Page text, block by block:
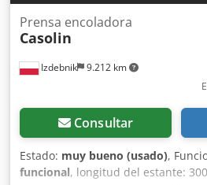
Izdebnik 9.212 km
Prensa encoladora
Casolin
Consultar
Estado: muy bueno (usado),
funcional, longitud del estante: